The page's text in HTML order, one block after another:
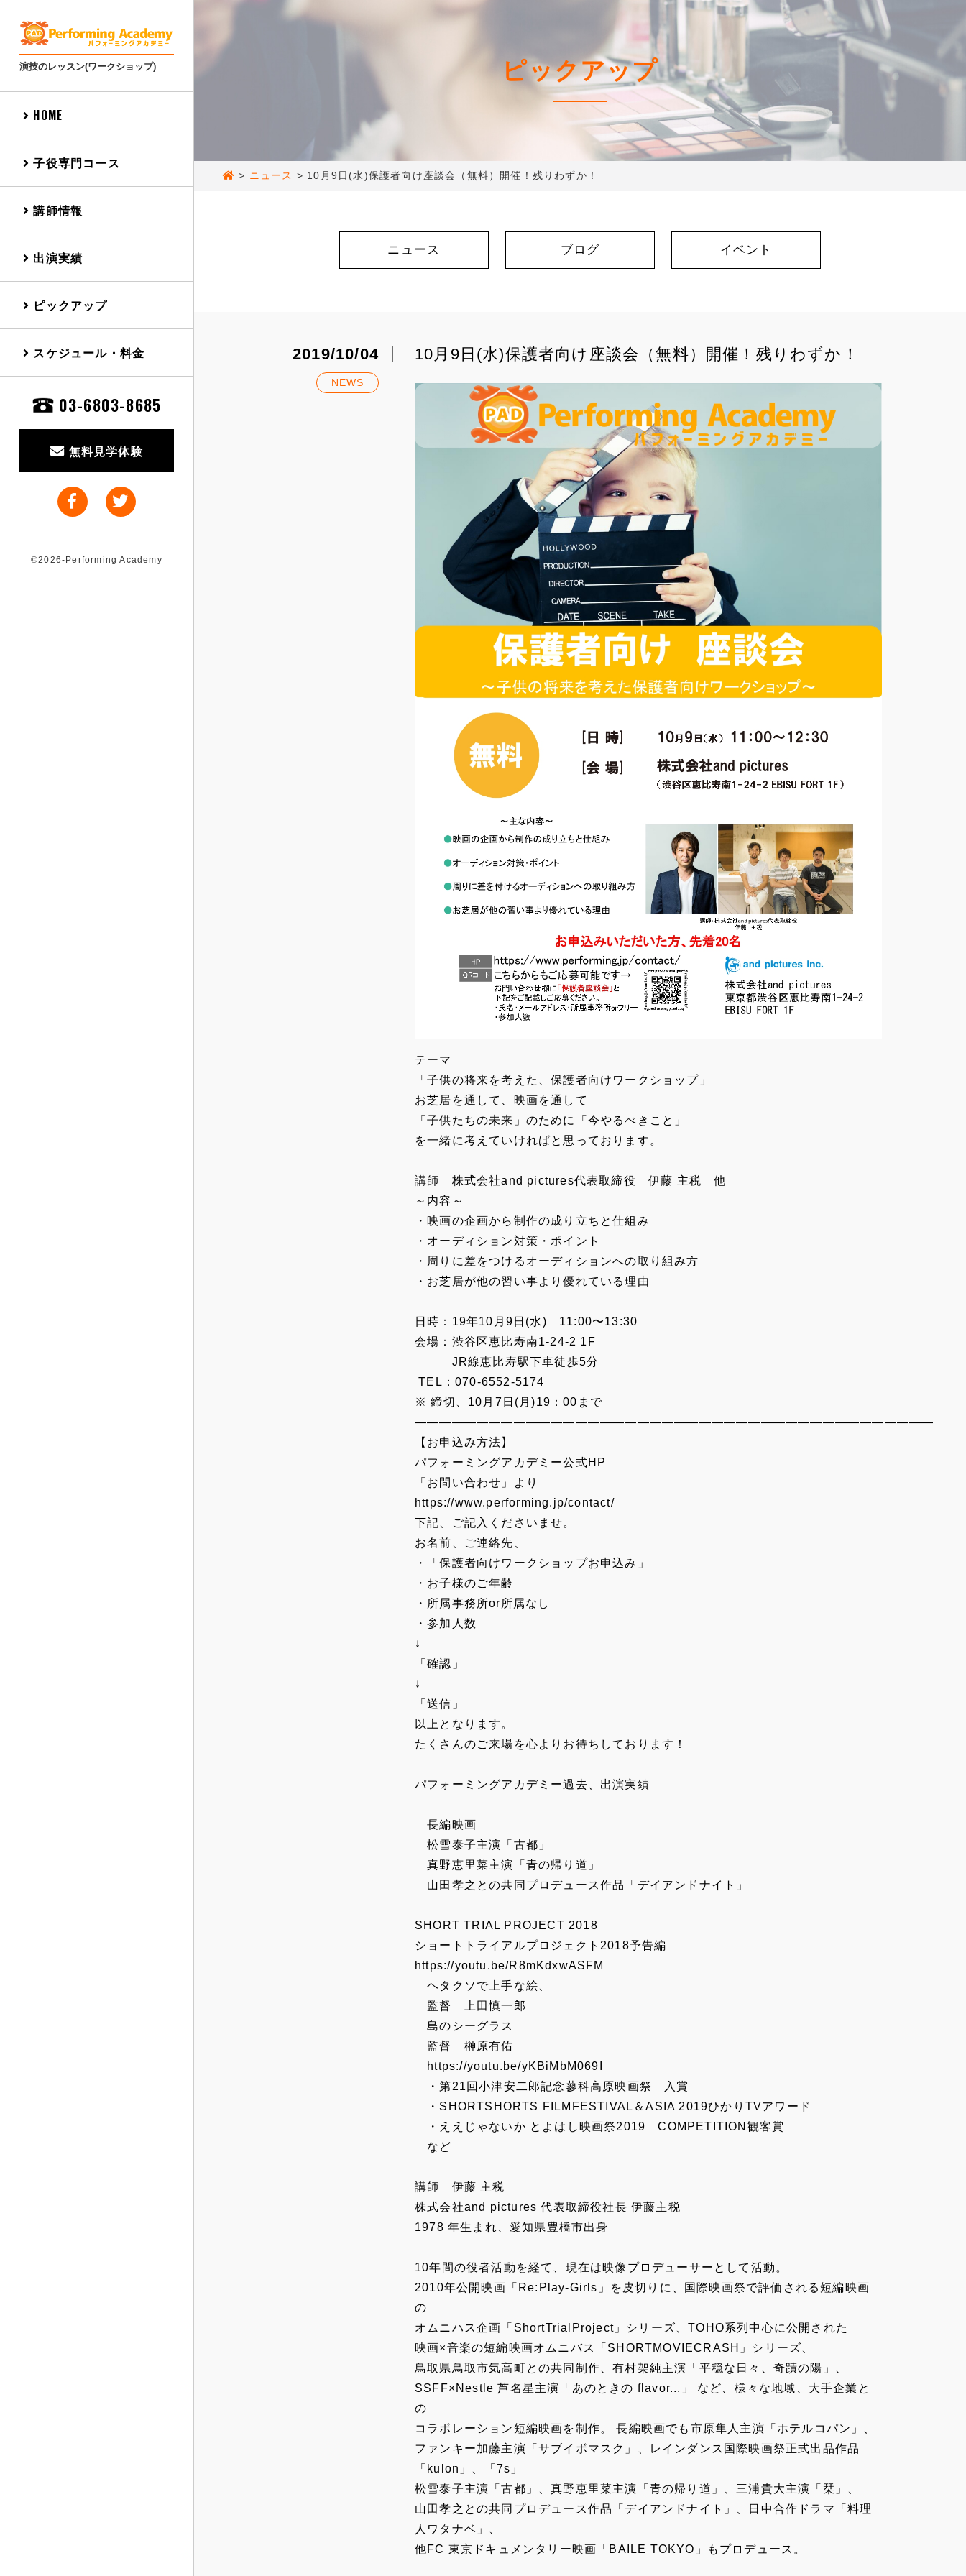
演技のレッスン(ワークショップ)
HOME
子役専門コース
講師情報
出演実績
ピックアップ
スケジュール・料金
03-6803-8685
無料見学体験
©2026-Performing Academy
ピックアップ
> ニュース > 10月9日(水)保護者向け座談会（無料）開催！残りわずか！
ニュース ブログ イベント
2019/10/04
NEWS
10月9日(水)保護者向け座談会（無料）開催！残りわずか！
テーマ
「子供の将来を考えた、保護者向けワークショップ」
お芝居を通して、映画を通して
「子供たちの未来」のために「今やるべきこと」
を一緒に考えていければと思っております。
講師 株式会社and pictures代表取締役 伊藤 主税 他
～内容～
・映画の企画から制作の成り立ちと仕組み
・オーディション対策・ポイント
・周りに差をつけるオーディションへの取り組み方
・お芝居が他の習い事より優れている理由
日時：19年10月9日(水) 11:00〜13:30
会場：渋谷区恵比寿南1-24-2 1F
JR線恵比寿駅下車徒歩5分
TEL：070-6552-5174
※ 締切、10月7日(月)19：00まで
——————————————————————————————————————————
【お申込み方法】
パフォーミングアカデミー公式HP
「お問い合わせ」より
https://www.performing.jp/contact/
下記、ご記入くださいませ。
お名前、ご連絡先、
・「保護者向けワークショップお申込み」
・お子様のご年齢
・所属事務所or所属なし
・参加人数
↓
「確認」
↓
「送信」
以上となります。
たくさんのご来場を心よりお待ちしております！
パフォーミングアカデミー過去、出演実績
長編映画
松雪泰子主演「古都」
真野恵里菜主演「青の帰り道」
山田孝之との共同プロデュース作品「デイアンドナイト」
SHORT TRIAL PROJECT 2018
ショートトライアルプロジェクト2018予告編
https://youtu.be/R8mKdxwASFM
ヘタクソで上手な絵、
監督 上田慎一郎
島のシーグラス
監督 榊原有佑
https://youtu.be/yKBiMbM069I
・第21回小津安二郎記念蓼科高原映画祭 入賞
・SHORTSHORTS FILMFESTIVAL＆ASIA 2019ひかりTVアワード
・ええじゃないか とよはし映画祭2019 COMPETITION観客賞
など
講師 伊藤 主税
株式会社and pictures 代表取締役社長 伊藤主税
1978 年生まれ、愛知県豊橋市出身
10年間の役者活動を経て、現在は映像プロデューサーとして活動。
2010年公開映画「Re:Play-Girls」を皮切りに、国際映画祭で評価される短編映画
の
オムニハス企画「ShortTrialProject」シリーズ、TOHO系列中心に公開された
映画×音楽の短編映画オムニバス「SHORTMOVIECRASH」シリーズ、
鳥取県鳥取市気高町との共同制作、有村架純主演「平穏な日々、奇蹟の陽」、
SSFF×Nestle 芦名星主演「あのときの flavor...」 など、様々な地域、大手企業と
の
コラボレーション短編映画を制作。 長編映画でも市原隼人主演「ホテルコパン」、
ファンキー加藤主演「サブイボマスク」、レインダンス国際映画祭正式出品作品
「kulon」、「7s」
松雪泰子主演「古都」、真野恵里菜主演「青の帰り道」、三浦貴大主演「栞」、
山田孝之との共同プロデュース作品「デイアンドナイト」、日中合作ドラマ「料理
人ワタナベ」、
他FC 東京ドキュメンタリー映画「BAILE TOKYO」もプロデュース。